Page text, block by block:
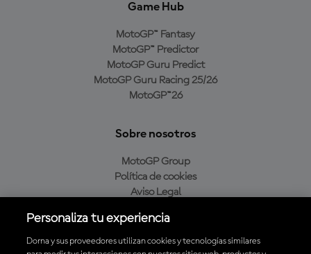
Game Hub
MotoGP™ Fantasy
MotoGP™ Predictor
MotoGP Guru Predict
MotoGP Guru Racing 25/26
MotoGP™26
Sobre nosotros
MotoGP Group
Política de cookies
Aviso Legal
Política de compra
Personaliza tu experiencia
Dorna y sus proveedores utilizan cookies y tecnologías similares